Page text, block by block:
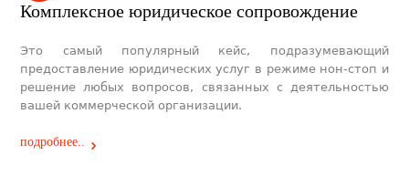
Комплексное юридическое сопровождение
Это самый популярный кейс, подразумевающий
предоставление юридических услуг в режиме нон-стоп и
решение любых вопросов, связанных с деятельностью
вашей коммерческой организации.
подробнее..